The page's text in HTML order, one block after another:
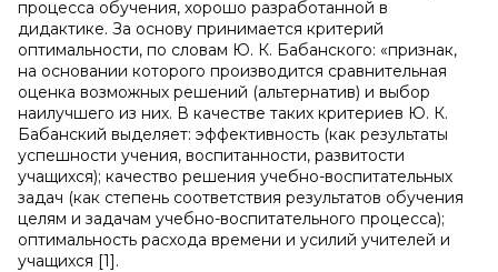
процесса обучения, хорошо разработанной в
дидактике. За основу принимается критерий
оптимальности, по словам Ю. К. Бабанского: «признак,
на основании которого производится сравнительная
оценка возможных решений (альтернатив) и выбор
наилучшего из них. В качестве таких критериев Ю. К.
Бабанский выделяет: эффективность (как результаты
успешности учения, воспитанности, развитости
учащихся); качество решения учебно-воспитательных
задач (как степень соответствия результатов обучения
целям и задачам учебно-воспитательного процесса);
оптимальность расхода времени и усилий учителей и
учащихся [1].